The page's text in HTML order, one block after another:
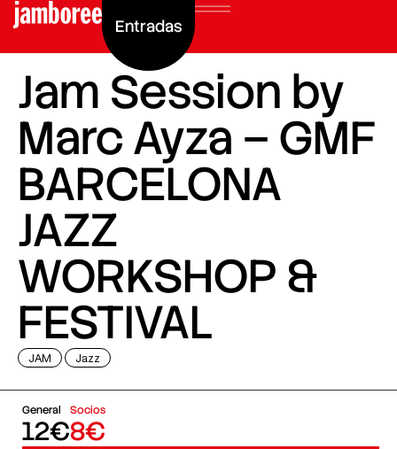
Entradas
Jam Session by
Marc Ayza – GMF
BARCELONA
JAZZ
WORKSHOP &
FESTIVAL
JAM Jazz
General
12€
Socios
8€